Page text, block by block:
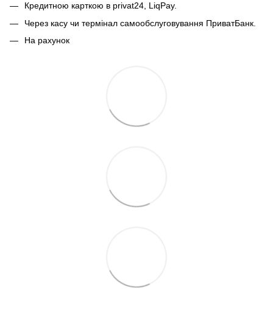
Кредитною карткою в privat24, LiqPay.
Через касу чи термінал самообслуговування ПриватБанк.
На рахунок